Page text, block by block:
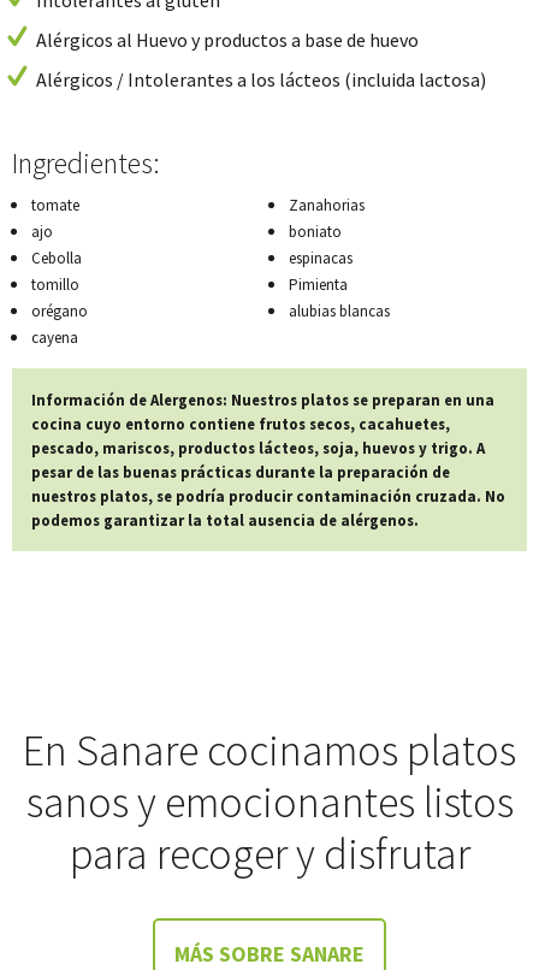
Alérgicos al Huevo y productos a base de huevo
Alérgicos / Intolerantes a los lácteos (incluida lactosa)
Ingredientes:
tomate
ajo
Cebolla
tomillo
orégano
cayena
Zanahorias
boniato
espinacas
Pimienta
alubias blancas
Información de Alergenos: Nuestros platos se preparan en una
cocina cuyo entorno contiene frutos secos, cacahuetes,
pescado, mariscos, productos lácteos, soja, huevos y trigo. A
pesar de las buenas prácticas durante la preparación de
nuestros platos, se podría producir contaminación cruzada. No
podemos garantizar la total ausencia de alérgenos.
En Sanare cocinamos platos
sanos y emocionantes listos
para recoger y disfrutar
MÁS SOBRE SANARE